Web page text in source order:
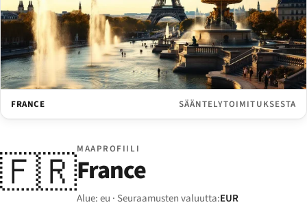
FRANCE SÄÄNTELYTOIMITUKSESTA
🇫🇷MAAPROFIILI
France
Alue: eu · Seuraamusten valuutta:EUR